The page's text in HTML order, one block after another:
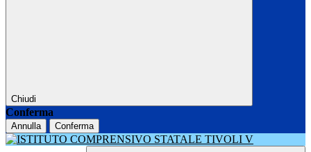
Chiudi
Conferma
Annulla Conferma